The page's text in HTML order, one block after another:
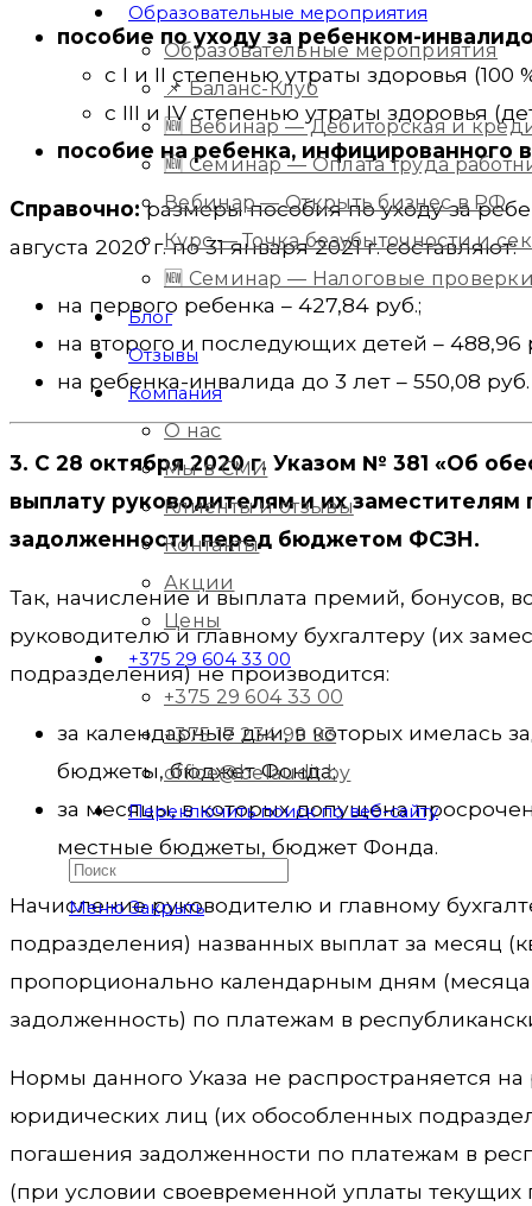
Образовательные мероприятия
Образовательные мероприятия
📌 Баланс-Клуб
🆕 Вебинар — Дебиторская и
🆕 Семинар — Оплата труда
Вебинар — Открыть бизнес в РФ
Курс — Точка безубыточности и
🆕 Семинар — Налоговые проверки
Блог
Отзывы
Компания
О нас
Мы в СМИ
Клиенты и отзывы
Контакты
Акции
Цены
+375 29 604 33 00
+375 29 604 33 00
+375 17 234 99 93
office@belaudit.by
Переключить поиск по веб-сайту
Меню Закрыть
пособие по уходу за ребенком-
с I и II степенью утраты здоровья (100
с III и IV степенью утраты здоровья
пособие на ребенка, инфицированного
Справочно:размеры пособия по уходу за
августа 2020 г. по 31 января 2021 г. составляют:
на первого ребенка – 427,84 руб.;
на второго и последующих детей – 488,96
на ребенка-инвалида до 3 лет – 550,08 руб.
3. С 28 октября 2020 г. Указом № 381 «Об
выплату руководителям и их
задолженности перед бюджетом ФСЗН.
Так, начисление и выплата премий, бонусов,
руководителю и главному бухгалтеру (их
подразделения) не производится:
за календарные дни, в которых имелась
бюджеты, бюджет Фонда;
за месяцы, в которых допущена
местные бюджеты, бюджет Фонда.
Начисление руководителю и главному
подразделения) названных выплат за месяц
пропорционально календарным дням
задолженность) по платежам в
Нормы данного Указа не распространяется
юридических лиц (их обособленных
погашения задолженности по платежам в
(при условии своевременной уплаты